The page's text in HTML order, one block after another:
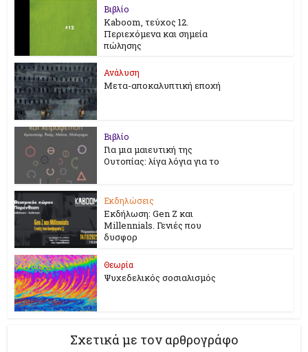
Βιβλίο
Kaboom, τεύχος 12.
Περιεχόμενα και σημεία
πώλησης
Ανάλυση
Μετα-αποκαλυπτική εποχή
Βιβλίο
Για μια μαιευτική της
Ουτοπίας: λίγα λόγια για το
Εκδηλώσεις
Εκδήλωση: Gen Z και
Millennials. Γενιές που
δυσφορ
Θεωρία
Ψυχεδελικός σοσιαλισμός
Σχετικά με τον αρθρογράφο